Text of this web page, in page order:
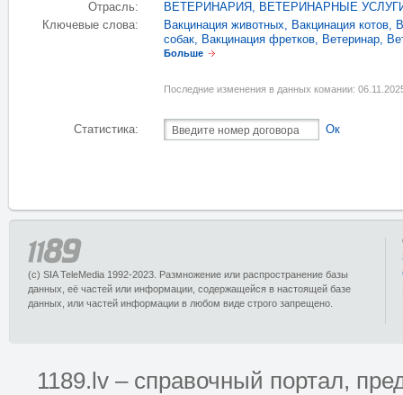
Отрасль:
ВЕТЕРИНАРИЯ, ВЕТЕРИНАРНЫЕ
Ключевые слова:
Вакцинация животных, Вакцинация котов,
собак, Вакцинация фретков, Ветеринар,
Больше
Последние изменения в данных комании:
Статистика: Ок
(c) SIA TeleMedia 1992-2023. Размножение или распространение базы
данных, её частей или информации, содержащейся в настоящей базе
данных, или частей информации в любом виде строго запрещено.
1189.lv – справочный портал,